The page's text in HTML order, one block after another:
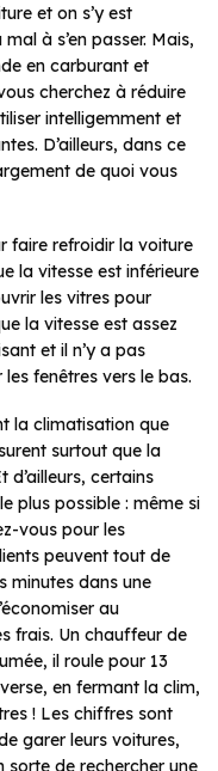
et on s’y est
à s’en passer. Mais,
en carburant et
cherchez à réduire
intelligemment et
D’ailleurs, dans ce
de quoi vous
faire refroidir la voiture
la vitesse est inférieure
les vitres pour
la vitesse est assez
et il n’y a pas
fenêtres vers le bas.
la climatisation que
surtout que la
certains
plus possible : même si
vous pour les
peuvent tout de
minutes dans une
au
frais. Un chauffeur de
il roule pour 13
en fermant la clim,
! Les chiffres sont
garer leurs voitures,
de rechercher une